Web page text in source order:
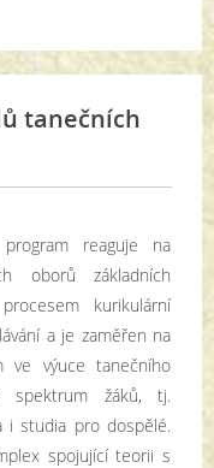
tanečních
program reaguje na
oborů základních
kurikulární
a je zaměřen na
ve výuce tanečního
žáků, tj.
i studia pro dospělé.
spojující teorii s